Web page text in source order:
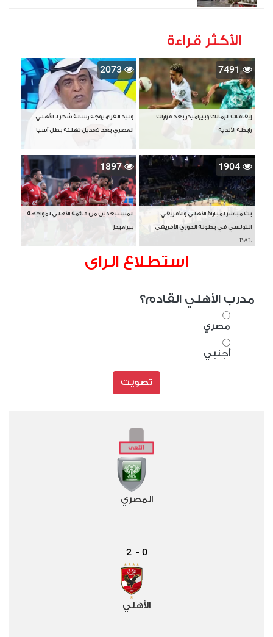
الأكثر قراءة
7491
إيقافات الزمالك وبيراميدز بعد قرارات
رابطة الأندية
2073
وليد الفراج يوجه رسالة شكر لـ الأهلي
المصري بعد تعديل تهنئة بطل آسيا
1904
بث مباشر لمباراة الأهلي والأفريقي
التونسي في بطولة الدوري الأفريقي
BAL
1897
المستبعدين من قائمة الأهلي لمواجهة
بيراميدز
استطلاع الراى
مدرب الأهلي القادم؟
مصري
أجنبي
تصويت
المصري
0
-
2
الأهلي